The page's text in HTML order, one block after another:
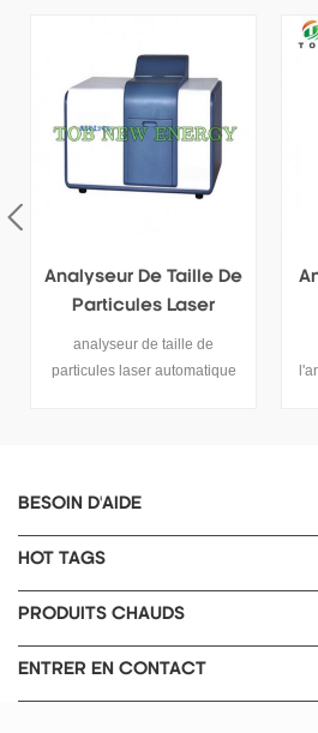
Analyseur De Surface
De Pari
le principe de travail de
l'analyseur de surface de pari
automatique de tout
surveillance manuelle.
BESOIN D'AIDE
HOT TAGS
PRODUITS CHAUDS
ENTRER EN CONTACT